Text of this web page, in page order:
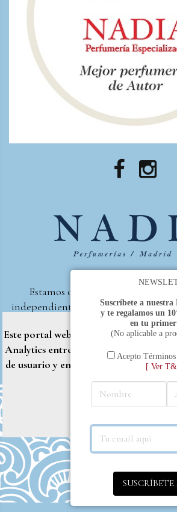
Estamos orgullosos de ser la
independiente de España, en recibir
por la revista Beautyproof en 2015 a
de autor.
Perfumería Nadia2017 |Política
Este portal web utiliza cookies propias
Analytics entre otros) para brindarle
de usuario y entregar contenido
Rechazar
Más info
Suscríbete a
y te regalamos un
en tu
(No aplicable a
Acepto Términos
[ Ver